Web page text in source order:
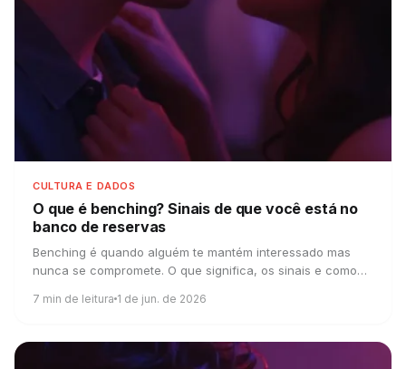
CULTURA E DADOS
O que é benching? Sinais de que você está no
banco de reservas
Benching é quando alguém te mantém interessado mas
nunca se compromete. O que significa, os sinais e como
7 min de leitura 1 de jun. de 2026